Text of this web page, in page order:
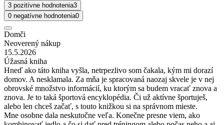
3 pozitívne hodnotenia3
0 negatívne hodnotenia0
Domči
Neoverený nákup
15.5.2026
Úžasná kniha
Hneď ako táto kniha vyšla, netrpezlivo som čakala, kým mi dorazí
domov. A nesklamala. Za mňa je spracovaná naozaj skvele je v nej
obrovské množstvo informácií, ku ktorým sa budem vracať znova a
znova. Je to taká športová encyklopédia. Či už aktívne športuješ,
alebo len chceš začať, s touto knižkou si na správnom mieste.
Mne osobne dala neskutočne veľa. Konečne presne viem, ako